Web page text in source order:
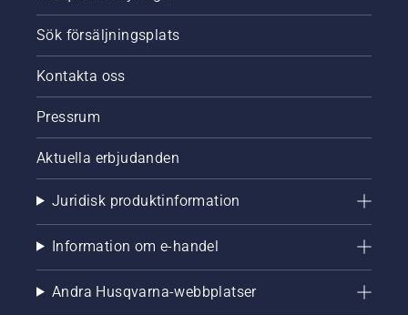
Sök försäljningsplats
Kontakta oss
Pressrum
Aktuella erbjudanden
Juridisk produktinformation
Information om e-handel
Andra Husqvarna-webbplatser